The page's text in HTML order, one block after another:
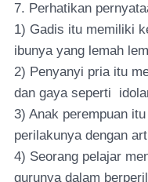
7. Perhatikan
1) Gadis itu memiliki
ibunya yang lemah
2) Penyanyi pria itu
dan gaya seperti
3) Anak perempuan
perilakunya dengan
4) Seorang pelajar
gurunya dalam